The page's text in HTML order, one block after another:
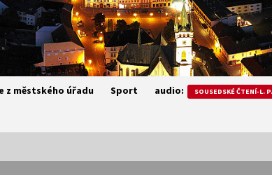
z městského úřadu Sport audio: SOUSEDSKÉ ČTENÍ-L.